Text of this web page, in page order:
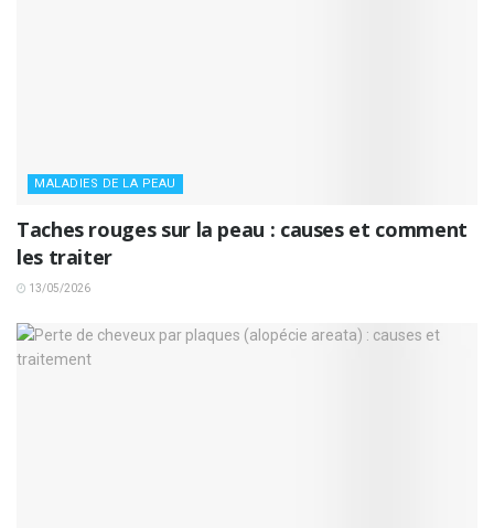
MALADIES DE LA PEAU
Taches rouges sur la peau : causes et comment
les traiter
13/05/2026